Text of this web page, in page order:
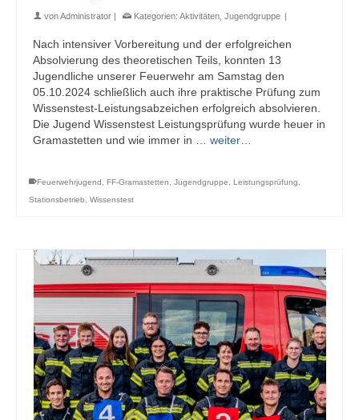
vonAdministrator | Kategorien: Aktivitäten Jugendgruppe |
Nach intensiver Vorbereitung und der erfolgreichen
Absolvierung des theoretischen Teils, konnten 13
Jugendliche unserer Feuerwehr am Samstag den
05.10.2024 schließlich auch ihre praktische Prüfung zum
Wissenstest-Leistungsabzeichen erfolgreich absolvieren.
Die Jugend Wissenstest Leistungsprüfung wurde heuer in
Gramastetten und wie immer in … weiter…
Feuerwehrjugend FF-Gramastetten Jugendgruppe Leistungsprüfung
Stationsbetrieb
Wissenstest